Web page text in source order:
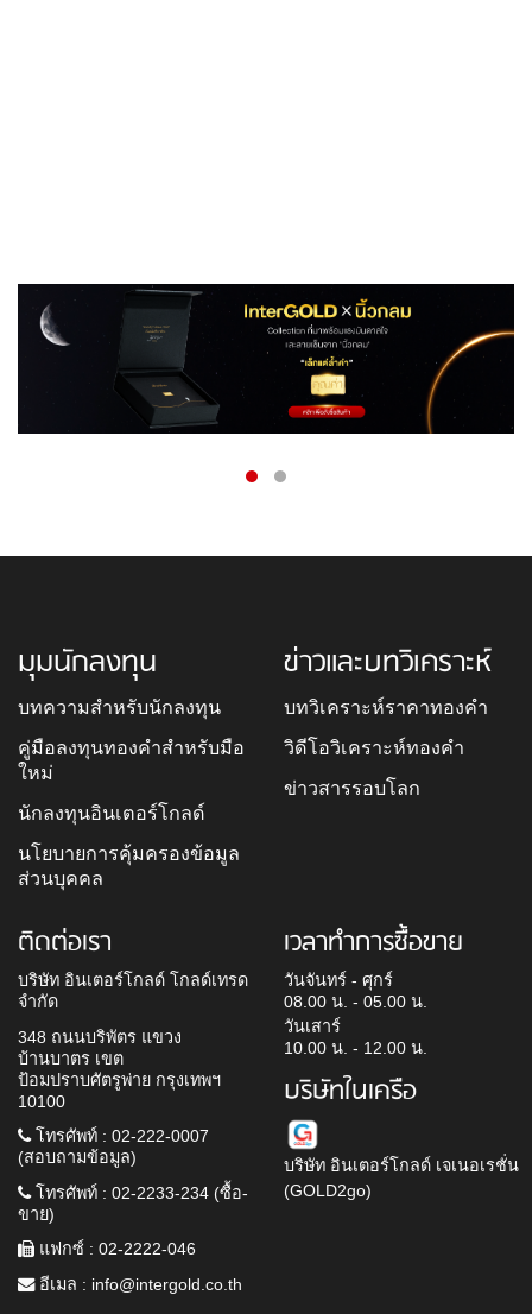
มุมนักลงทุน
บทความสำหรับนักลงทุน
คู่มือลงทุนทองคำสำหรับมือ
ใหม่
นักลงทุนอินเตอร์โกลด์
นโยบายการคุ้มครองข้อมูล
ส่วนบุคคล
ข่าวและบทวิเคราะห์
บทวิเคราะห์ราคาทองคำ
วิดีโอวิเคราะห์ทองคำ
ข่าวสารรอบโลก
ติดต่อเรา
บริษัท อินเตอร์โกลด์ โกลด์เทรด
จำกัด
348 ถนนบริพัตร แขวง
บ้านบาตร เขต
ป้อมปราบศัตรูพ่าย กรุงเทพฯ
10100
โทรศัพท์ : 02-222-0007
(สอบถามข้อมูล)
โทรศัพท์ : 02-2233-234 (ซื้อ-
ขาย)
แฟกซ์ : 02-2222-046
อีเมล : info@intergold.co.th
เวลาทำการซื้อขาย
วันจันทร์ - ศุกร์
08.00 น. - 05.00 น.
วันเสาร์
10.00 น. - 12.00 น.
บริษัทในเครือ
บริษัท อินเตอร์โกลด์ เจเนอเรชั่น
(GOLD2go)